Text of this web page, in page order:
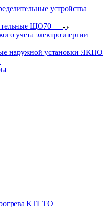
устройства
ЩО70
учета электроэнергии
наружной установки ЯКНО